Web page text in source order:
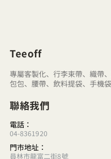
Teeoff
專屬客製化、行李束帶、織帶
包包、腰帶、飲料提袋、手機袋
聯絡我們
電話：
04-8361920
門市地址：
員林市龍富二街8號